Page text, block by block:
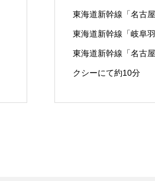
東海道新幹線「名
東海道新幹線「岐
東海道新幹線「名古
クシーにて約10分